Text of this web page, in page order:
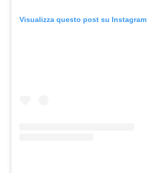
Visualizza questo post su Instagram